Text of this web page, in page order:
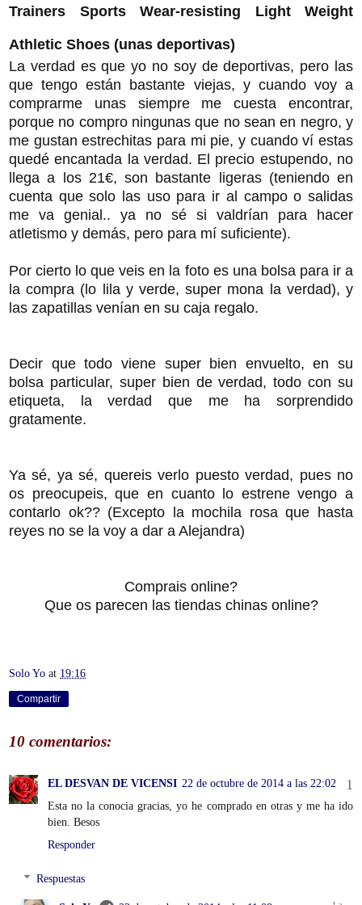
Trainers Sports Wear-resisting Light Weight
Athletic Shoes (unas deportivas)
La verdad es que yo no soy de deportivas, pero las
que tengo están bastante viejas, y cuando voy a
comprarme unas siempre me cuesta encontrar,
porque no compro ningunas que no sean en negro, y
me gustan estrechitas para mi pie, y cuando ví estas
quedé encantada la verdad. El precio estupendo, no
llega a los 21€, son bastante ligeras (teniendo en
cuenta que solo las uso para ir al campo o salidas
me va genial.. ya no sé si valdrían para hacer
atletismo y demás, pero para mí suficiente).
Por cierto lo que veis en la foto es una bolsa para ir a
la compra (lo lila y verde, super mona la verdad), y
las zapatillas venían en su caja regalo.
Decir que todo viene super bien envuelto, en su
bolsa particular, super bien de verdad, todo con su
etiqueta, la verdad que me ha sorprendido
gratamente.
Ya sé, ya sé, quereis verlo puesto verdad, pues no
os preocupeis, que en cuanto lo estrene vengo a
contarlo ok?? (Excepto la mochila rosa que hasta
reyes no se la voy a dar a Alejandra)
Comprais online?
Que os parecen las tiendas chinas online?
Solo Yo at 19:16
Compartir
10 comentarios:
EL DESVAN DE VICENSI 22 de octubre de 2014 a las 22:02
Esta no la conocia gracias, yo he comprado en otras y me ha ido
bien. Besos
Responder
Respuestas